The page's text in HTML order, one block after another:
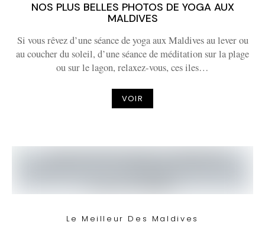
NOS PLUS BELLES PHOTOS DE YOGA AUX
MALDIVES
Si vous rêvez d’une séance de yoga aux Maldives au lever ou
au coucher du soleil, d’une séance de méditation sur la plage
ou sur le lagon, relaxez-vous, ces iles…
VOIR
Le Meilleur Des Maldives